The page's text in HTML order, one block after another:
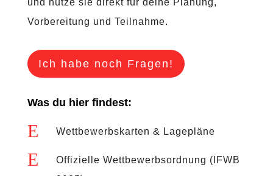
Wettbewerb
Ausrüstung
Befehle
Aktuelles
und nutze sie direkt für deine Planung,
Vorbereitung und Teilnahme.
Ich habe noch Fragen!
Was du hier findest:
E Wettbewerbskarten & Lagepläne
E
Offizielle Wettbewerbsordnung (IFWB